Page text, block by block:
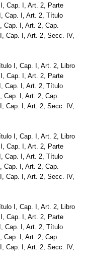
Cap. I, Art. 2, Parte
Cap. I, Art. 2, Título
Cap. I, Art. 2, Cap.
Cap. I, Art. 2, Secc. IV,
I, Cap. I, Art. 2, Libro
Cap. I, Art. 2, Parte
Cap. I, Art. 2, Título
Cap. I, Art. 2, Cap.
Cap. I, Art. 2, Secc. IV,
I, Cap. I, Art. 2, Libro
Cap. I, Art. 2, Parte
Cap. I, Art. 2, Título
Cap. I, Art. 2, Cap.
Cap. I, Art. 2, Secc. IV,
I, Cap. I, Art. 2, Libro
Cap. I, Art. 2, Parte
Cap. I, Art. 2, Título
Cap. I, Art. 2, Cap.
Cap. I, Art. 2, Secc. IV,